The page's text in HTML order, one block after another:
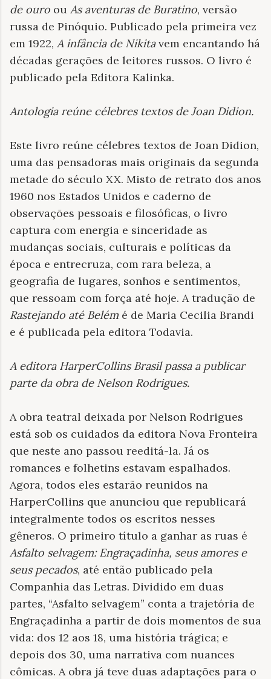
de ouro ou As aventuras de Buratino, versão
russa de Pinóquio. Publicado pela primeira vez
em 1922, A infância de Nikitavem encantando há
décadas gerações de leitores russos. O livro é
publicado pela Editora Kalinka.
Antologia reúne célebres textos de Joan Didion.
Este livro reúne célebres textos de Joan Didion,
uma das pensadoras mais originais da segunda
metade do século XX. Misto de retrato dos anos
1960 nos Estados Unidos e caderno de
observações pessoais e filosóficas, o livro
captura com energia e sinceridade as
mudanças sociais, culturais e políticas da
época e entrecruza, com rara beleza, a
geografia de lugares, sonhos e sentimentos,
que ressoam com força até hoje. A tradução de
Rastejando até Belém é de Maria Cecilia Brandi
e é publicada pela editora Todavia.
A editora HarperCollins Brasil passa a publicar
parte da obra de Nelson Rodrigues.
A obra teatral deixada por Nelson Rodrigues
está sob os cuidados da editora Nova Fronteira
que neste ano passou reeditá-la. Já os
romances e folhetins estavam espalhados.
Agora, todos eles estarão reunidos na
HarperCollins que anunciou que republicará
integralmente todos os escritos nesses
gêneros. O primeiro título a ganhar as ruas é
Asfalto selvagem: Engraçadinha, seus amores e
seus pecados, até então publicado pela
Companhia das Letras. Dividido em duas
partes, “Asfalto selvagem” conta a trajetória de
Engraçadinha a partir de dois momentos de sua
vida: dos 12 aos 18, uma história trágica; e
depois dos 30, uma narrativa com nuances
cômicas. A obra já teve duas adaptações para o